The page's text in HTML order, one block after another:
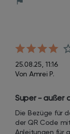
25.08.25, 11:16
Von Amrei P.
Super - außer
Die Bezüge für
der QR Code
Anleitungen für